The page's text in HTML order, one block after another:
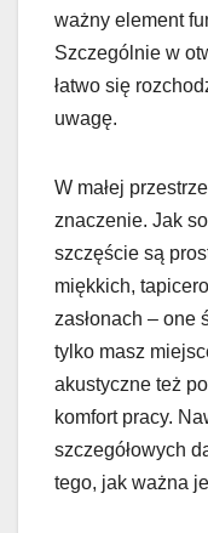
ważny element
Szczególnie w
łatwo się
uwagę.
W małej
znaczenie. Jak
szczęście są
miękkich,
zasłonach – one
tylko masz
akustyczne też
komfort pracy.
szczegółowych
tego, jak ważna